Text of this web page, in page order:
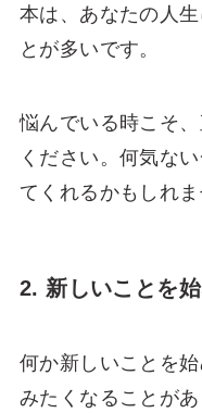
本は、あなたの人
とが多いです。
悩んでいる時こそ
ください。何気な
てくれるかもしれま
2. 新しいことを
何か新しいことを
みたくなることが